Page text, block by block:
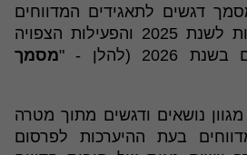
דגשים לתאגידים המדווחים
לקראת פרסום הדוחות לשנת 2025 והפעילות הצפויה
(להלן - "
מסמך
נושאים ודגשים מתוך מטרה
בעת ההיערכות לפרסום